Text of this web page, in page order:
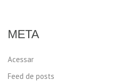
META
Acessar
Feed de posts